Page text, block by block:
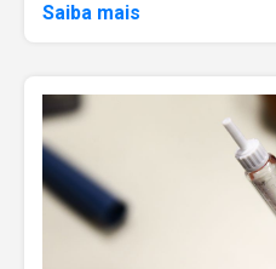
Saiba mais